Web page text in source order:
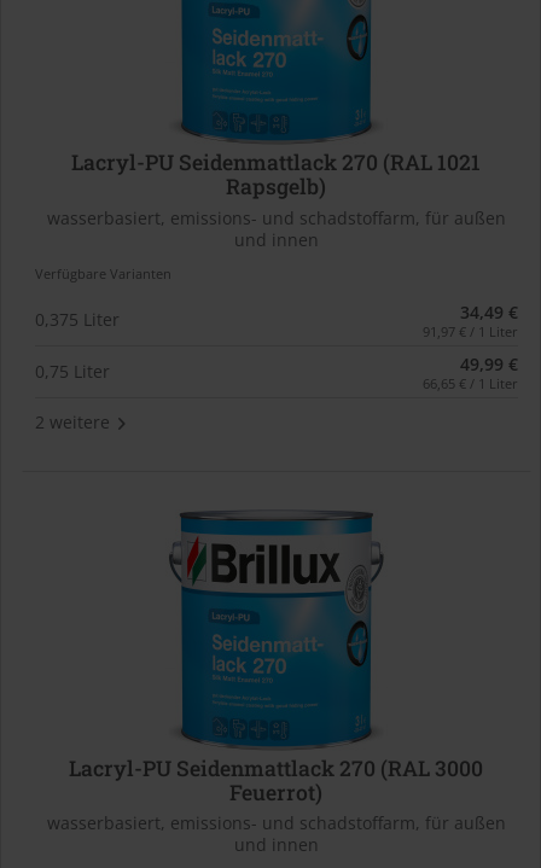
Lacryl-PU Seidenmattlack 270 (RAL 1021
Rapsgelb)
wasserbasiert, emissions- und schadstoffarm, für außen
und innen
Verfügbare Varianten
0,375 Liter 34,49 €
91,97 € / 1 Liter
0,75 Liter 49,99 €
66,65 € / 1 Liter
2 weitere
Lacryl-PU Seidenmattlack 270 (RAL 3000
Feuerrot)
wasserbasiert, emissions- und schadstoffarm, für außen
und innen